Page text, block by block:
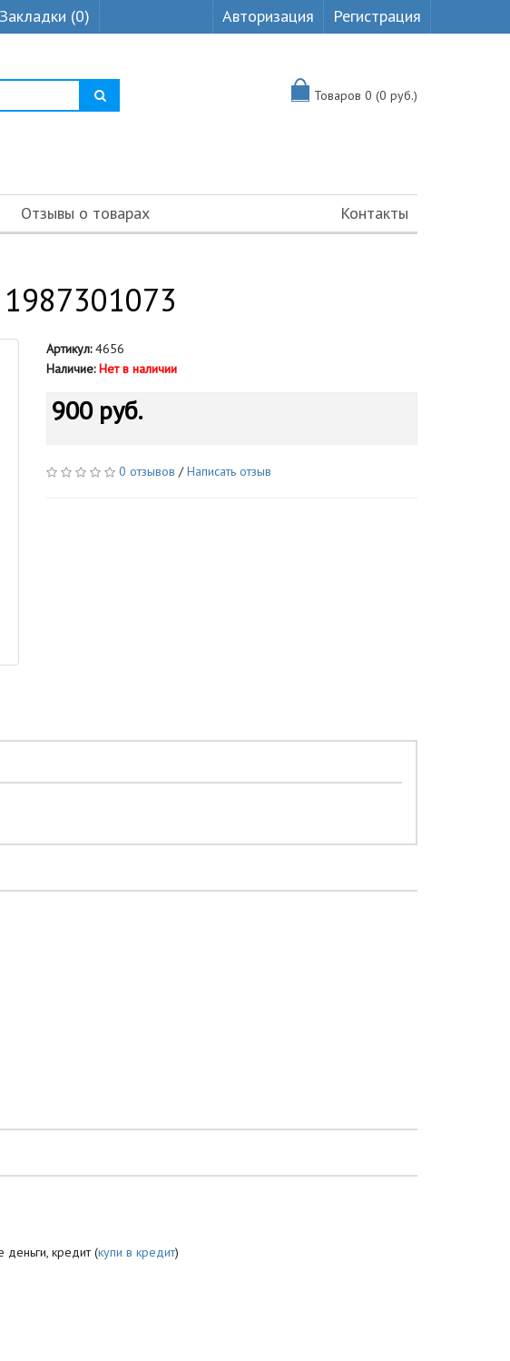
Закладки (0) Авторизация Регистрация
Товаров 0 (0 руб.)
Отзывы о товарах Контакты
Артикул:4656
Наличие: Нет в наличии
900 руб.
0 отзывов /Написать отзыв
деньги, кредит (купи в кредит)